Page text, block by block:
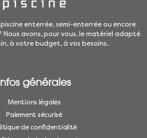
piscine enterrée, semi-enterrée ou encore
Nous avons, pour vous, le matériel adapté
à votre budget, à vos besoins.
générales
Mentions légales
Paiement sécurisé
de confidentialité